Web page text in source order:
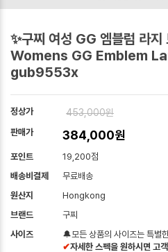
✨구찌 여성 GG 엠블럼 라
Womens GG Emblem
gub9553x
정상가 453,000원
판매가 384,000원
포인트
19,200점
배송비결제
무료배송
원산지
Hongkong
브랜드
구찌
사이즈
🔔모든 상품의 사이즈는 특별
✔자세한 스펙을 원하시면 고